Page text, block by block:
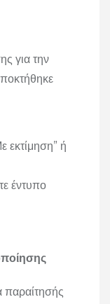
για την
εκτίμηση” ή
έντυπο
παραίτησής